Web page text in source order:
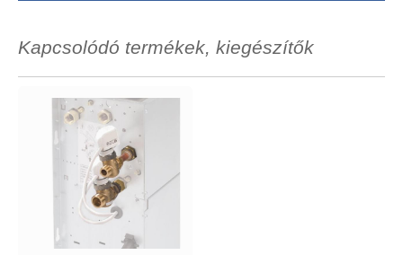
Kapcsolódó termékek, kiegészítők